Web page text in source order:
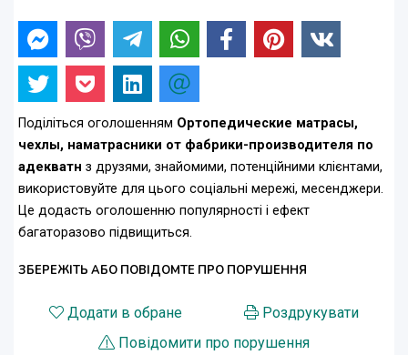
Поділіться оголошенням Ортопедические матрасы,
чехлы, наматрасники от фабрики-производителя по
адекватн з друзями, знайомими, потенційними клієнтами,
використовуйте для цього соціальні мережі, месенджери.
Це додасть оголошенню популярності і ефект
багаторазово підвищиться.
ЗБЕРЕЖІТЬ АБО ПОВІДОМТЕ ПРО ПОРУШЕННЯ
Додати в обране
Роздрукувати
Повідомити про порушення